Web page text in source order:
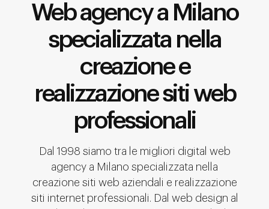
Web agency a Milano
specializzata nella
creazione e
realizzazione siti web
professionali
Dal 1998 siamo tra le migliori digital web
agency a Milano specializzata nella
creazione siti web aziendali e realizzazione
siti internet professionali. Dal web design al